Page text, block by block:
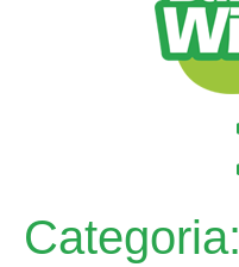
Categoria: